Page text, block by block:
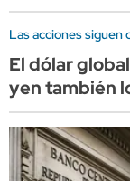
Las acciones siguen
El dólar
yen también